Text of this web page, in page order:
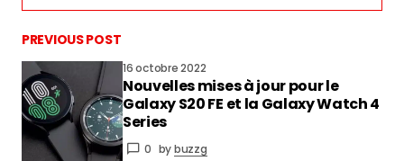
vous connecter
PREVIOUS POST
16 octobre 2022
Nouvelles mises à jour pour le
Galaxy S20 FE et la Galaxy Watch 4
Series
0 bybuzzg